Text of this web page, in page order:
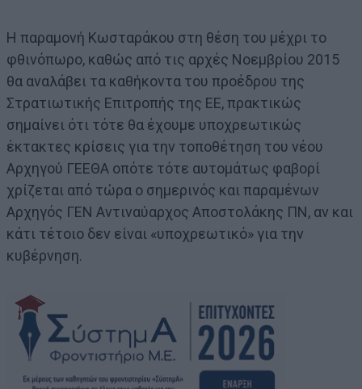
Η παραμονή Κωσταράκου στη θέση του μέχρι το
φθινόπωρο, καθώς από τις αρχές Νοεμβρίου 2015
θα αναλάβει τα καθήκοντα του προέδρου της
Στρατιωτικής Επιτροπής της ΕΕ, πρακτικώς
σημαίνει ότι τότε θα έχουμε υποχρεωτικώς
έκτακτες κρίσεις για την τοποθέτηση του νέου
Αρχηγού ΓΕΕΘΑ οπότε τότε αυτομάτως φαβορί
χρίζεται από τώρα ο σημερινός και παραμένων
Αρχηγός ΓΕΝ Αντιναύαρχος Αποστολάκης ΠΝ, αν και
κάτι τέτοιο δεν είναι «υποχρεωτικό» για την
κυβέρνηση.